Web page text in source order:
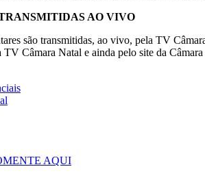
AO VIVO
são transmitidas, ao vivo, pela TV
TV Câmara Natal e ainda pelo site da
AQUI